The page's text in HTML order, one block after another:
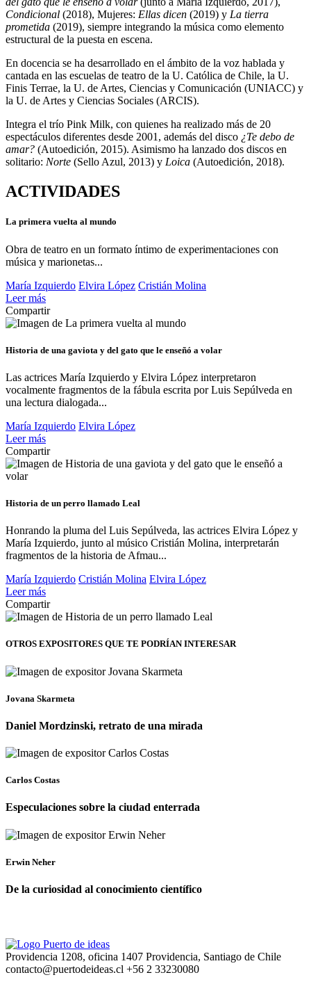
Condicional (2018), Mujeres: Ellas dicen (2019) y La tierra
prometida (2019), siempre integrando la música como elemento
estructural de la puesta en escena.
En docencia se ha desarrollado en el ámbito de la voz hablada y
cantada en las escuelas de teatro de la U. Católica de Chile, la U.
Finis Terrae, la U. de Artes, Ciencias y Comunicación (UNIACC) y
la U. de Artes y Ciencias Sociales (ARCIS).
Integra el trío Pink Milk, con quienes ha realizado más de 20
espectáculos diferentes desde 2001, además del disco ¿Te debo de
amar? (Autoedición, 2015). Asimismo ha lanzado dos discos en
solitario: Norte (Sello Azul, 2013) y Loica (Autoedición, 2018).
ACTIVIDADES
La primera vuelta al mundo
Obra de teatro en un formato íntimo de experimentaciones con
música y marionetas...
María Izquierdo Elvira López Cristián Molina
Leer más
Compartir
Historia de una gaviota y del gato que le enseñó a volar
Las actrices María Izquierdo y Elvira López interpretaron
vocalmente fragmentos de la fábula escrita por Luis Sepúlveda en
una lectura dialogada...
María Izquierdo Elvira López
Leer más
Compartir
Historia de un perro llamado Leal
Honrando la pluma del Luis Sepúlveda, las actrices Elvira López y
María Izquierdo, junto al músico Cristián Molina, interpretarán
fragmentos de la historia de Afmau...
María Izquierdo Cristián Molina Elvira López
Leer más
Compartir
OTROS EXPOSITORES QUE TE PODRÍAN INTERESAR
Jovana Skarmeta
Daniel Mordzinski, retrato de una mirada
Carlos Costas
Especulaciones sobre la ciudad enterrada
Erwin Neher
De la curiosidad al conocimiento científico
Providencia 1208, oficina 1407 Providencia, Santiago de Chile
contacto@puertodeideas.cl +56 2 33230080